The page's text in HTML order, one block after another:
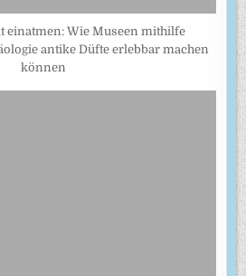
einatmen: Wie Museen mithilfe
antike Düfte erlebbar machen
können